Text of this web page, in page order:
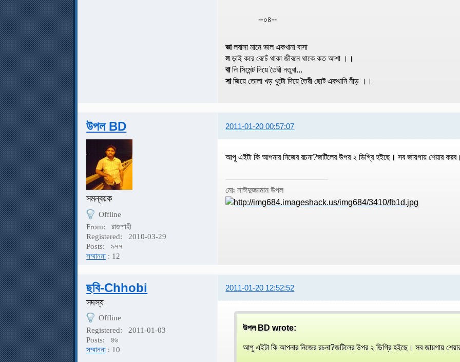
--০৪--
ভালবাসা মানে ভাল একখানা বাসা
লড়াই করে বেচেঁ থাকা জীবনে থাকে কত আশা ।।
বালি সিমেন্ট দিয়ে তৈরী নতুবা...
সাজিয়ে তোলা খড় খুটো দিয়ে তৈরী ছোট একখানি নীড় ।।
উপল BD 2011-01-20 00:57:07
সমন্বয়ক
Offline
From:
রাজশাহী
Registered:
2010-03-29
Posts:
৯৭৭
সম্মাননা : 12
আপু এইটা কি আপনার নিজের রচনা?জটিলের উপর ২ ডিগ্রি হইছে। সব জায়গায় শেয়ার
মোঃ সাঈদুজ্জামান উপল
ছবি-Chhobi 2011-01-20 12:52:52
সদস্য
Offline
Registered:
2011-01-03
Posts:
৪৬
সম্মাননা : 10
উপল BD wrote:
আপু এইটা কি আপনার নিজের রচনা?জটিলের উপর ২ ডিগ্রি হইছে। সব জায়গায়